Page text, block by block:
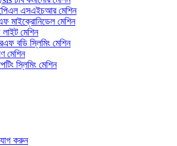
এসএইচআর মেশিন
মাইক্রোনিডেল মেশিন
মেশিন
বডি স্লিমিং মেশিন
মেশিন
স্লিমিং মেশিন
করুন